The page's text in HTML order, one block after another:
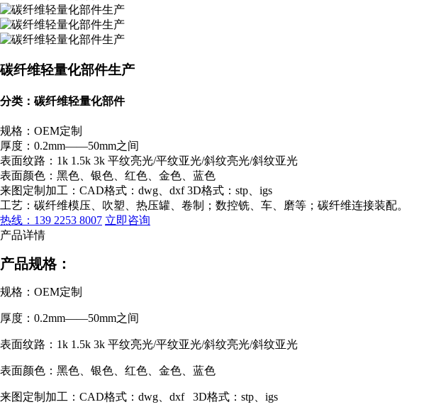
碳纤维轻量化部件生产
分类：碳纤维轻量化部件
规格：OEM定制
厚度：0.2mm——50mm之间
表面纹路：1k 1.5k 3k 平纹亮光/平纹亚光/斜纹亮光/斜纹亚光
表面颜色：黑色、银色、红色、金色、蓝色
来图定制加工：CAD格式：dwg、dxf 3D格式：stp、igs
工艺：碳纤维模压、吹塑、热压罐、卷制；数控铣、车、磨等；碳纤维连接装配。
热线：139 2253 8007 立即咨询
产品详情
产品规格：
规格：OEM定制
厚度：0.2mm——50mm之间
表面纹路：1k 1.5k 3k 平纹亮光/平纹亚光/斜纹亮光/斜纹亚光
表面颜色：黑色、银色、红色、金色、蓝色
来图定制加工：CAD格式：dwg、dxf 3D格式：stp、igs